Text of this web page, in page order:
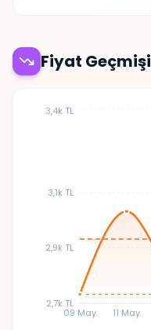
Fiyat Geçmişi
09 May 11 May
2,7k TL
2,9k TL
3,1k TL
3,4k TL